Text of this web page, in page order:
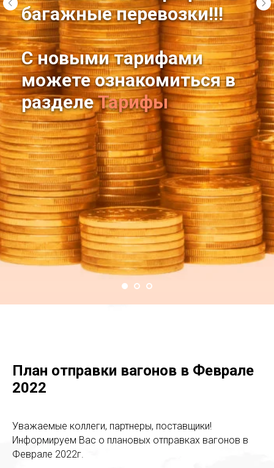
багажные перевозки!!!
С новыми тарифами
можете ознакомиться в
разделеТарифы
План отправки вагонов в Феврале
2022
Уважаемые коллеги, партнеры, поставщики!
Информируем Вас о плановых отправках вагонов в
Феврале 2022г.